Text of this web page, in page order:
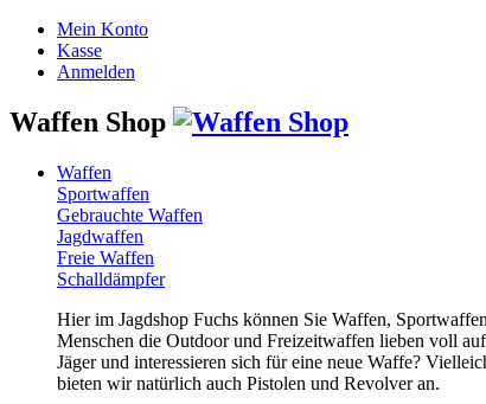
Mein Konto
Kasse
Anmelden
Waffen Shop
Waffen
Sportwaffen
Gebrauchte Waffen
Jagdwaffen
Freie Waffen
Schalldämpfer
Hier im Jagdshop Fuchs können Sie Waffen,
Menschen die Outdoor und Freizeitwaffen lieben voll
Jäger und interessieren sich für eine neue Waffe?
bieten wir natürlich auch Pistolen und Revolver an.